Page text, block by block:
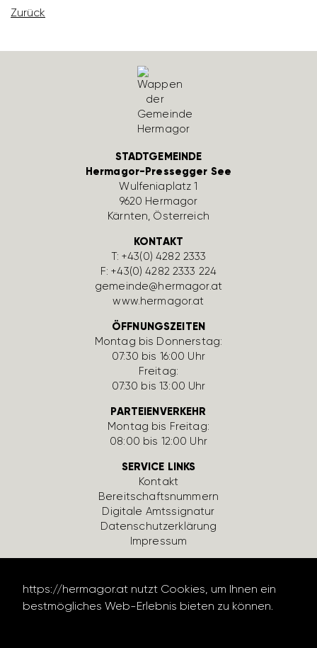
https://hermagor.at nutzt Cookies, um Ihnen ein
bestmögliches Web-Erlebnis bieten zu können.
Zurück
STADTGEMEINDE
Hermagor-Pressegger See
Wulfe­nia­platz 1
9620 Hermagor
Kärnten, Öster­reich
KONTAKT
T:+43(0) 4282 2333
F: +43(0) 4282 2333 224
gemeinde@hermagor.at
www.hermagor.at
ÖFFNUNGSZEITEN
Montag bis Donnerstag:
07:30 bis 16:00 Uhr
Freitag:
07:30 bis 13:00 Uhr
PARTEIENVERKEHR
Montag bis Freitag:
08:00 bis 12:00 Uhr
SERVICE LINKS
Kontakt
Bereit­schafts­num­mern
Digi­tale Amts­si­gnatur
Daten­schutz­er­klä­rung
Impressum